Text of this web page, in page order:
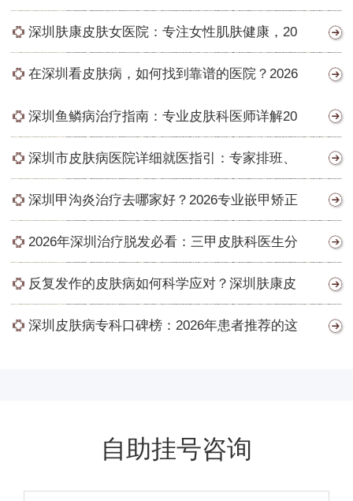
深圳肤康皮肤女医院：专注女性肌肤健康，20
在深圳看皮肤病，如何找到靠谱的医院？2026
深圳鱼鳞病治疗指南：专业皮肤科医师详解20
深圳市皮肤病医院详细就医指引：专家排班、
深圳甲沟炎治疗去哪家好？2026专业嵌甲矫正
2026年深圳治疗脱发必看：三甲皮肤科医生分
反复发作的皮肤病如何科学应对？深圳肤康皮
深圳皮肤病专科口碑榜：2026年患者推荐的这
自助挂号咨询